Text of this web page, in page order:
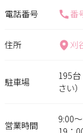
電話番号 番
住所 刈
駐車場
195
さい）
営業時間
9:00